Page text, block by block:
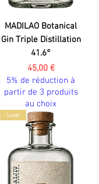
MADILAO Botanical
Gin Triple Distillation
41.6°
Prix
45,00 €
5% de réduction à
partir de 3 produits
au choix
Laos